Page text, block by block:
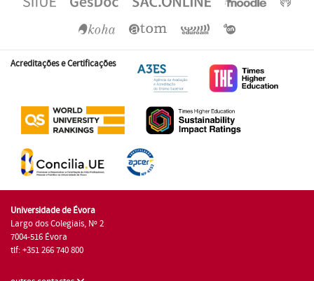
Acreditações e Certificações
Universidade de Évora
Largo dos Colegiais, Nº 2
7004-516 Évora
tlf: +351 266 740 800